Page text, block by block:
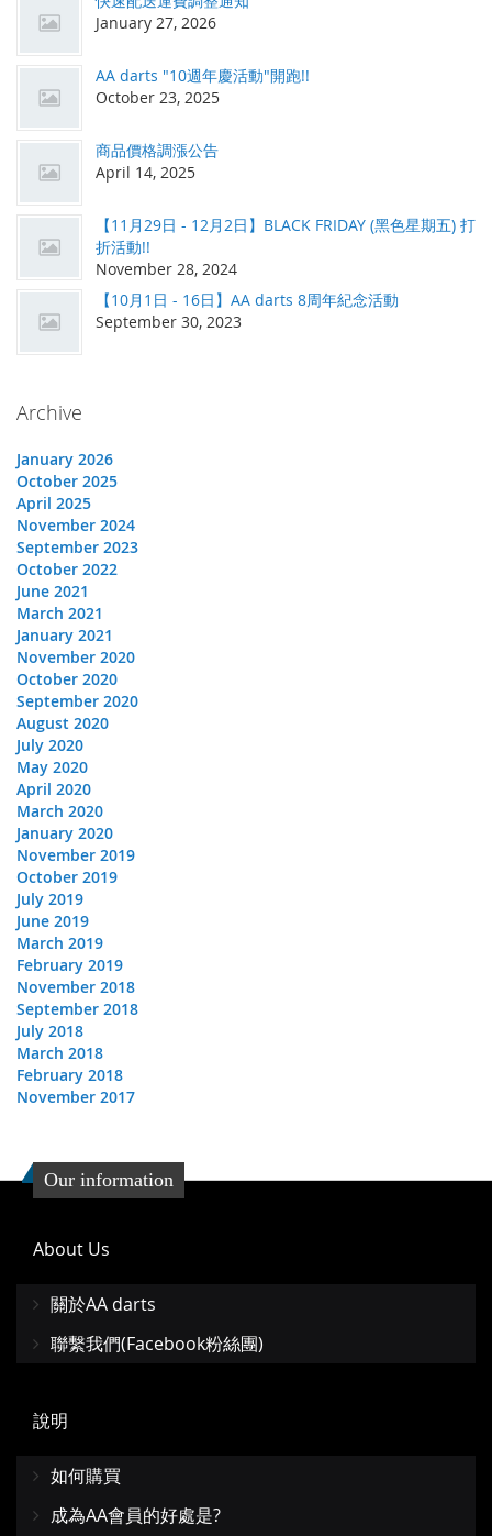
January 27, 2026
AA darts "10週年慶活動"開跑!!
October 23, 2025
商品價格調漲公告
April 14, 2025
【11月29日 - 12月2日】BLACK FRIDAY (黑色星期五) 打
折活動!!
November 28, 2024
【10月1日 - 16日】AA darts 8周年紀念活動
September 30, 2023
Archive
January 2026
October 2025
April 2025
November 2024
September 2023
October 2022
June 2021
March 2021
January 2021
November 2020
October 2020
September 2020
August 2020
July 2020
May 2020
April 2020
March 2020
January 2020
November 2019
October 2019
July 2019
June 2019
March 2019
February 2019
November 2018
September 2018
July 2018
March 2018
February 2018
November 2017
Our information
About Us
關於AA darts
聯繫我們(Facebook粉絲團)
說明
如何購買
成為AA會員的好處是?